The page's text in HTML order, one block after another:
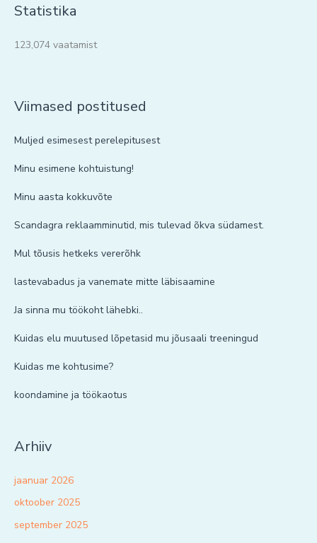
Statistika
123,074 vaatamist
Viimased postitused
Muljed esimesest perelepitusest
Minu esimene kohtuistung!
Minu aasta kokkuvõte
Scandagra reklaamminutid, mis tulevad õkva südamest.
Mul tõusis hetkeks vererõhk
lastevabadus ja vanemate mitte läbisaamine
Ja sinna mu töökoht lähebki..
Kuidas elu muutused lõpetasid mu jõusaali treeningud
Kuidas me kohtusime?
koondamine ja töökaotus
Arhiiv
jaanuar 2026
oktoober 2025
september 2025